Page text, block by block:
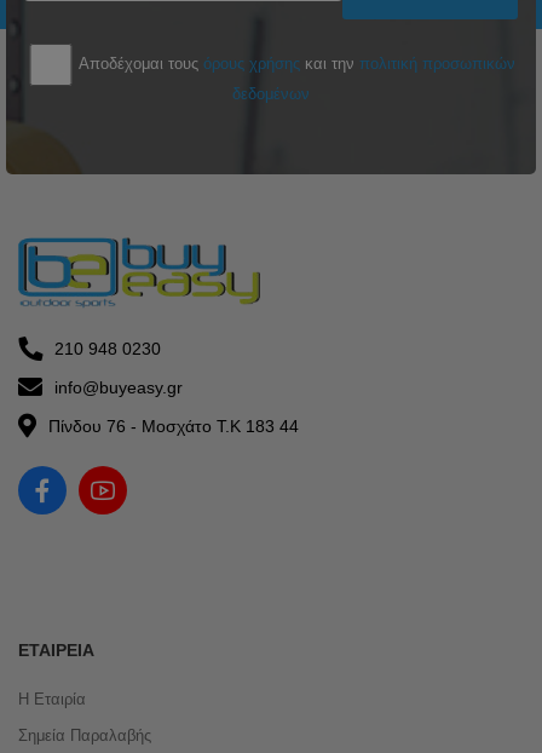
Αποδέχομαι τους όρους χρήσης και την πολιτική προσωπικών
δεδομένων
210 948 0230
info@buyeasy.gr
Πίνδου 76 - Μοσχάτο Τ.Κ 183 44
ΕΤΑΙΡΕΊΑ
Η Εταιρία
Σημεία Παραλαβής